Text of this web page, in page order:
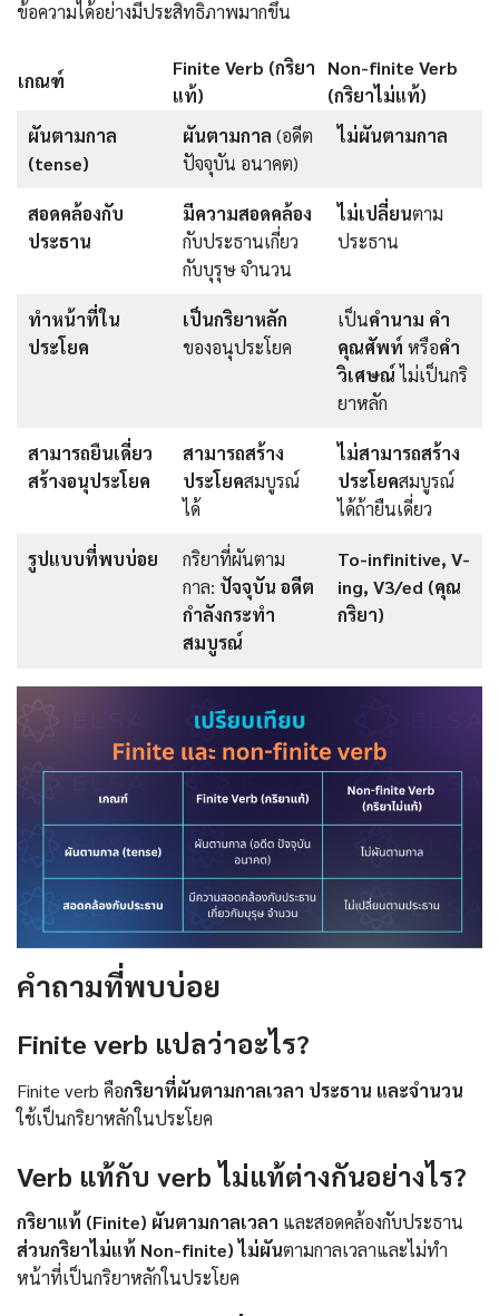
ข้อความได้อย่างมีประสิทธิภาพมากขึ้น
เกณฑ์
Finite Verb (กริยา
แท้)
Non-finite Verb
(กริยาไม่แท้)
ผันตามกาล
(tense)
ผันตามกาล (อดีต
ปัจจุบัน อนาคต)
ไม่ผันตามกาล
สอดคล้องกับ
ประธาน
มีความสอดคล้อง
กับประธานเกี่ยว
กับบุรุษ จำนวน
ไม่เปลี่ยนตาม
ประธาน
ทำหน้าที่ใน
ประโยค
เป็นกริยาหลัก
ของอนุประโยค
เป็นคำนาม คำ
คุณศัพท์ หรือคำ
วิเศษณ์ไม่เป็นกริ
ยาหลัก
สามารถยืนเดี่ยว
สร้างอนุประโยค
สามารถสร้าง
ประโยคสมบูรณ์
ได้
ไม่สามารถสร้าง
ประโยคสมบูรณ์
ได้ถ้ายืนเดี่ยว
รูปแบบที่พบบ่อย
กริยาที่ผันตาม
กาล: ปัจจุบัน อดีต
กำลังกระทำ
สมบูรณ์
To-infinitive, V-
ing, V3/ed (คุณ
กริยา)
คำถามที่พบบ่อย
Finite verb แปลว่าอะไร?
Finite verb คือกริยาที่ผันตามกาลเวลา ประธาน และจำนวน
ใช้เป็นกริยาหลักในประโยค
Verb แท้กับ verb ไม่แท้ต่างกันอย่างไร?
กริยาแท้ (Finite) ผันตามกาลเวลา และสอดคล้องกับประธาน
ส่วนกริยาไม่แท้ Non-finite) ไม่ผันตามกาลเวลาและไม่ทำ
หน้าที่เป็นกริยาหลักในประโยค